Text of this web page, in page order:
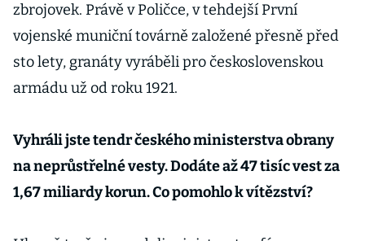
zbrojovek. Právě v Poličce, v tehdejší První
vojenské muniční továrně založené přesně před
sto lety, granáty vyráběli pro československou
armádu už od roku 1921.
Vyhráli jste tendr českého ministerstva obrany
na neprůstřelné vesty. Dodáte až 47 tisíc vest za
1,67 miliardy korun. Co pomohlo k vítězství?